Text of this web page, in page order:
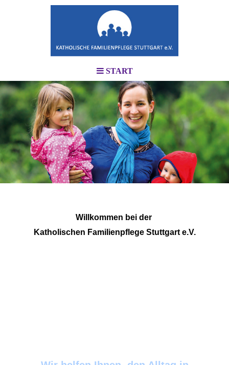
START
Willkommen bei der
Katholischen Familienpflege Stuttgart e.V.